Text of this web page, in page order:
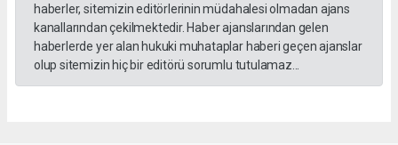
haberler, sitemizin editörlerinin müdahalesi olmadan ajans
kanallarından çekilmektedir. Haber ajanslarından gelen
haberlerde yer alan hukuki muhataplar haberi geçen ajanslar
olup sitemizin hiç bir editörü sorumlu tutulamaz...